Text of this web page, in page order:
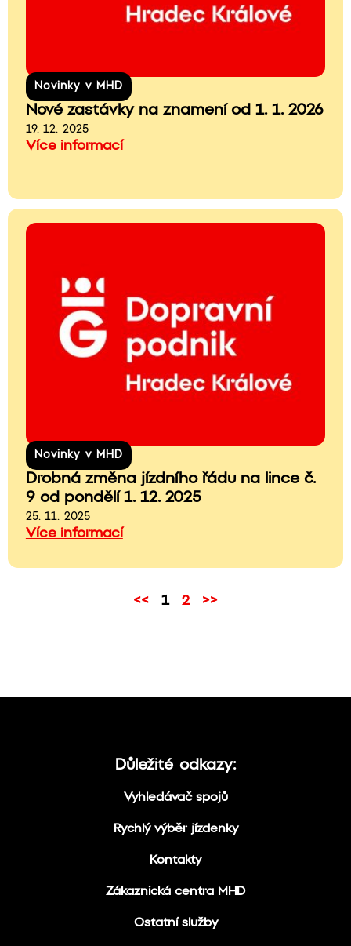
Novinky v MHD
Nové zastávky na znamení od 1. 1. 2026
19. 12. 2025
Více informací
Novinky v MHD
Drobná změna jízdního řádu na lince č.
9 od pondělí 1. 12. 2025
25. 11. 2025
Více informací
<< 1 2 >>
Důležité odkazy:
Vyhledávač spojů
Rychlý výběr jízdenky
Kontakty
Zákaznická centra MHD
Ostatní služby